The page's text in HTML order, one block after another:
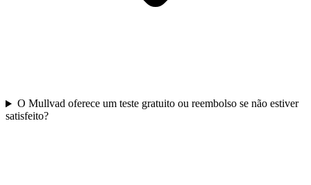
O Mullvad oferece um teste gratuito ou reembolso se não estiver
satisfeito?